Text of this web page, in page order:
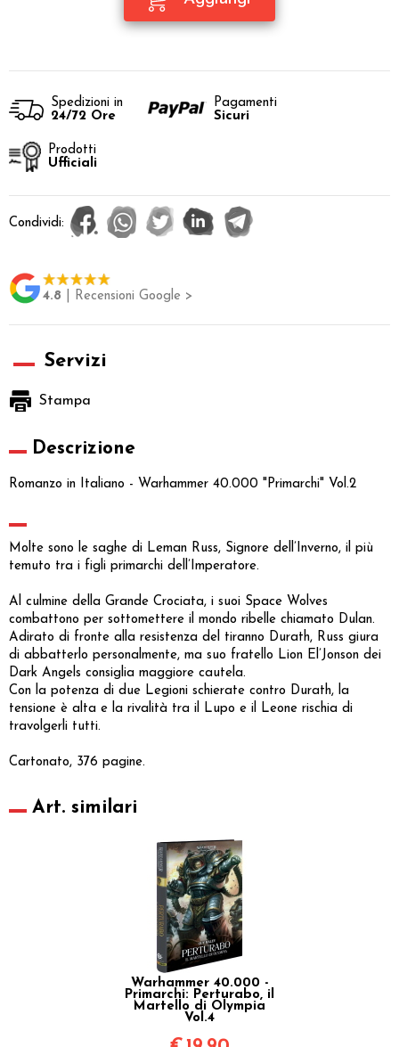
Spedizioni in
24/72 Ore
Pagamenti
Sicuri
Prodotti
Ufficiali
Condividi:
4.8 | Recensioni Google >
Servizi
Stampa
Descrizione
Romanzo in Italiano - Warhammer 40.000 "Primarchi" Vol.2
Molte sono le saghe di Leman Russ, Signore dell’Inverno, il più
temuto tra i figli primarchi dell’Imperatore.
Al culmine della Grande Crociata, i suoi Space Wolves
combattono per sottomettere il mondo ribelle chiamato Dulan.
Adirato di fronte alla resistenza del tiranno Durath, Russ giura
di abbatterlo personalmente, ma suo fratello Lion El’Jonson dei
Dark Angels consiglia maggiore cautela.
Con la potenza di due Legioni schierate contro Durath, la
tensione è alta e la rivalità tra il Lupo e il Leone rischia di
travolgerli tutti.
Cartonato, 376 pagine.
Art. similari
Warhammer 40.000 -
Primarchi: Perturabo, il
Martello di Olympia
Vol.4